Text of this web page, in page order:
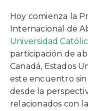
Hoy comienza la
Internacional de
Universidad
participación de
Canadá, Estados
este encuentro
desde la
relacionados con